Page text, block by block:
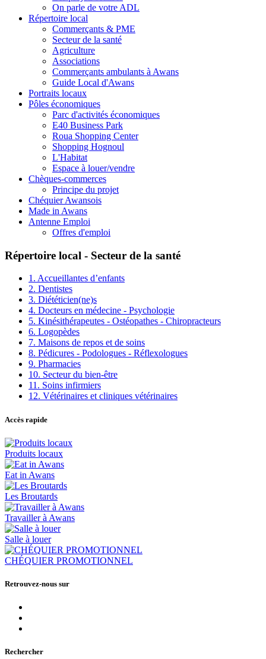
On parle de votre ADL
Répertoire local
Commerçants & PME
Secteur de la santé
Agriculture
Associations
Commerçants ambulants à Awans
Guide Local d'Awans
Portraits locaux
Pôles économiques
Parc d'activités économiques
E40 Business Park
Roua Shopping Center
Shopping Hognoul
L'Habitat
Espace à louer/vendre
Chèques-commerces
Principe du projet
Chéquier Awansois
Made in Awans
Antenne Emploi
Offres d'emploi
Répertoire local - Secteur de la santé
1. Accueillantes d’enfants
2. Dentistes
3. Diététicien(ne)s
4. Docteurs en médecine - Psychologie
5. Kinésithérapeutes - Ostéopathes - Chiropracteurs
6. Logopèdes
7. Maisons de repos et de soins
8. Pédicures - Podologues - Réflexologues
9. Pharmacies
10. Secteur du bien-être
11. Soins infirmiers
12. Vétérinaires et cliniques vétérinaires
Accès rapide
Produits locaux
Eat in Awans
Les Broutards
Travailler à Awans
Salle à louer
CHÉQUIER PROMOTIONNEL
Retrouvez-nous sur
Rechercher